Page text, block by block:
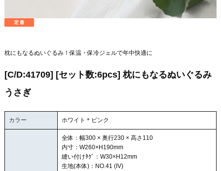
枕にもなるぬいぐるみ！保温・保冷ジェルで年中快適に
[C/D:41709] [セット数:6pcs] 枕にもなるぬいぐるみ
うさぎ
カラー ホワイト＊ピンク
全体：幅300 × 奥行230 × 高さ110
内寸：W260×H190mm
縫い付けﾀｸﾞ：W30×H12mm
生地(本体)：NO.41 (IV)